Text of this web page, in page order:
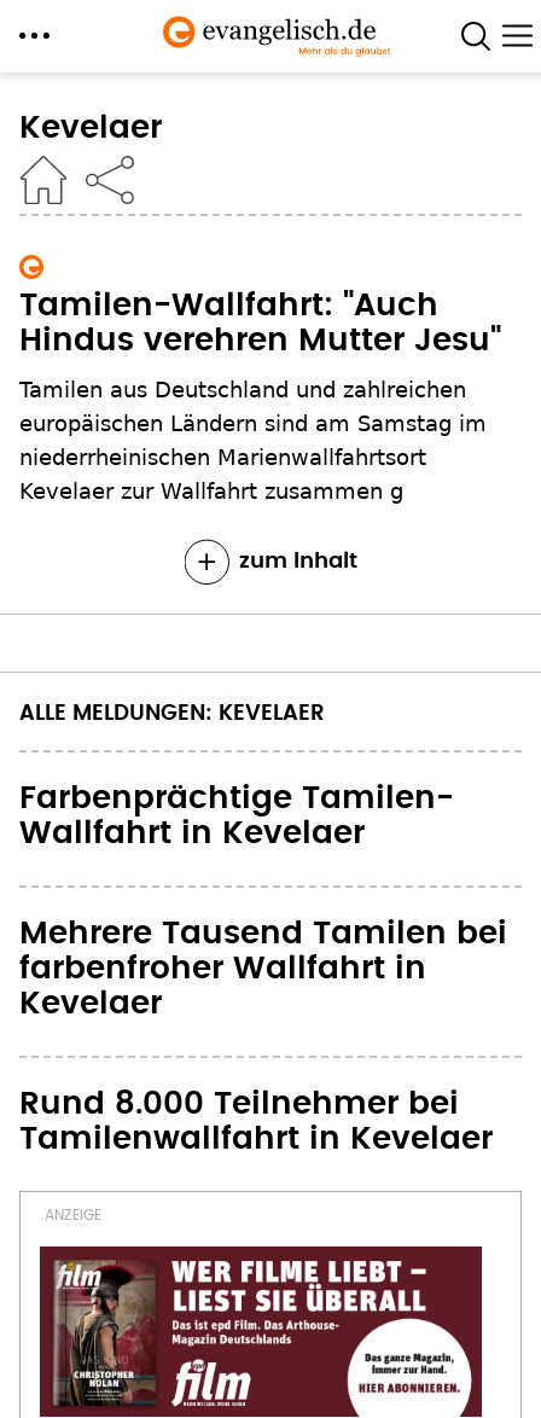
zum
Inhalt
Kevelaer
Tamilen-Wallfahrt: "Auch
Hindus verehren Mutter Jesu"
Tamilen aus Deutschland und zahlreichen
europäischen Ländern sind am Samstag im
niederrheinischen Marienwallfahrtsort
Kevelaer zur Wallfahrt zusammen g
zum Inhalt
ALLE MELDUNGEN: KEVELAER
Farbenprächtige Tamilen-
Wallfahrt in Kevelaer
Mehrere Tausend Tamilen bei
farbenfroher Wallfahrt in
Kevelaer
Rund 8.000 Teilnehmer bei
Tamilenwallfahrt in Kevelaer